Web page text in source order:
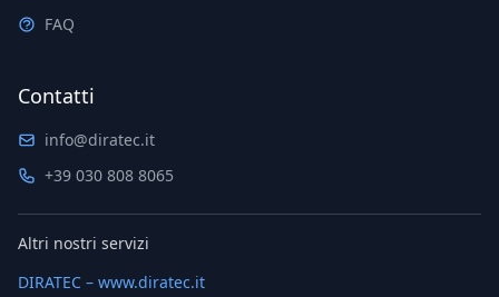
FAQ
Contatti
info@diratec.it
+39 030 808 8065
Altri nostri servizi
DIRATEC – www.diratec.it